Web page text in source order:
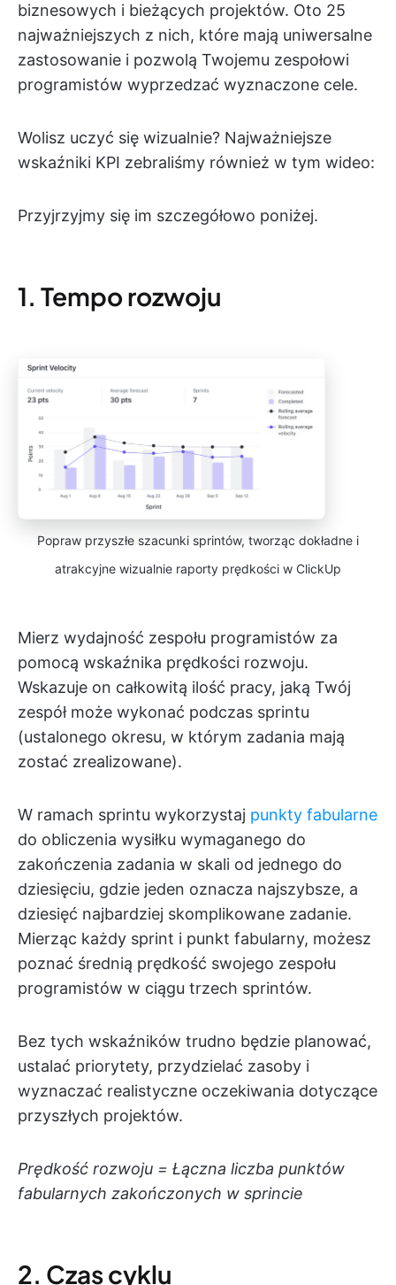
biznesowych i bieżących projektów. Oto 25
najważniejszych z nich, które mają uniwersalne
zastosowanie i pozwolą Twojemu zespołowi
programistów wyprzedzać wyznaczone cele.
Wolisz uczyć się wizualnie? Najważniejsze
wskaźniki KPI zebraliśmy również w tym wideo:
Przyjrzyjmy się im szczegółowo poniżej.
1. Tempo rozwoju
Popraw przyszłe szacunki sprintów, tworząc dokładne i
atrakcyjne wizualnie raporty prędkości w ClickUp
Mierz wydajność zespołu programistów za
pomocą wskaźnika prędkości rozwoju.
Wskazuje on całkowitą ilość pracy, jaką Twój
zespół może wykonać podczas sprintu
(ustalonego okresu, w którym zadania mają
zostać zrealizowane).
W ramach sprintu wykorzystaj punkty fabularne
do obliczenia wysiłku wymaganego do
zakończenia zadania w skali od jednego do
dziesięciu, gdzie jeden oznacza najszybsze, a
dziesięć najbardziej skomplikowane zadanie.
Mierząc każdy sprint i punkt fabularny, możesz
poznać średnią prędkość swojego zespołu
programistów w ciągu trzech sprintów.
Bez tych wskaźników trudno będzie planować,
ustalać priorytety, przydzielać zasoby i
wyznaczać realistyczne oczekiwania dotyczące
przyszłych projektów.
Prędkość rozwoju = Łączna liczba punktów
fabularnych zakończonych w sprincie
2. Czas cyklu